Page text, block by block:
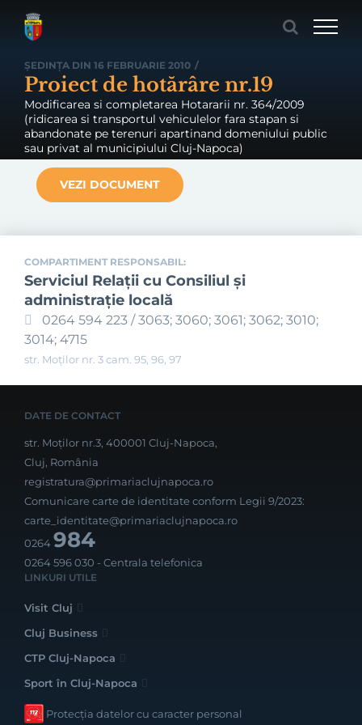
ȘEDINȚA DIN 16 FEBRUARIE 2010 /
Proiect de hotărâre nr.19
Modificarea si completarea Hotararii nr. 364/2009
(ridicarea si transportul vehiculelor fara stapan si
abandonate pe terenuri apartinand domeniului public
sau privat al municipiului Cluj-Napoca)
VEZI DOCUMENT
COMPARTIMENT RESPONSABIL:
Serviciul Relaţii cu Consiliul şi
administraţie locală
0264 594 223 / 3063; 3060; 3061; 3062; 3010;
3014; 4715
str. Moților nr. 3 cam. 95, 96, 97
DATE DE CONTACT
str. Moților nr.3, 400001 Cluj-Napoca,
Cluj, România
registratura@primariaclujnapoca.ro
Comunicare carte de identitate conform Legii 9/2023:
carte_identitate@primariaclujnapoca.ro
0264984
0264 596 030 - Centrala telefonica
LINKURI UTILE
Visit Cluj
Cluj Business
CTP Cluj-Napoca
Sport în Cluj-Napoca
Protecția datelor cu caracter personal